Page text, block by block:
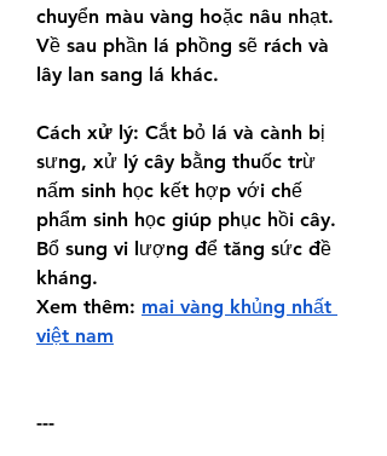
chuyển màu vàng hoặc nâu nhạt.
Về sau phần lá phồng sẽ rách và
lây lan sang lá khác.
Cách xử lý: Cắt bỏ lá và cành bị
sưng, xử lý cây bằng thuốc trừ
nấm sinh học kết hợp với chế
phẩm sinh học giúp phục hồi cây.
Bổ sung vi lượng để tăng sức đề
kháng.
Xem thêm: mai vàng khủng nhất
việt nam
---